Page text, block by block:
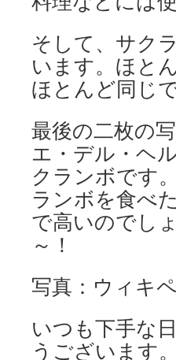
そして、サク
います。ほと
ほとんど同じで
最後の二枚の
エ・デル・ヘ
クランボです
ランボを食べ
で高いのでし
～！
写真：ウィキ
いつも下手な
うございます